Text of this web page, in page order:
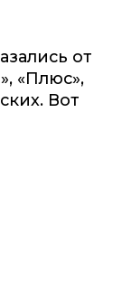
от
«Плюс»,
Вот